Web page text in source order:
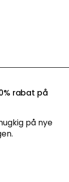
rabat på
på nye